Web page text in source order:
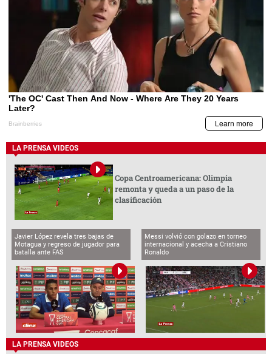
LA PRENSA VIDEOS
Copa Centroamericana: Olimpia
remonta y queda a un paso de la
clasificación
Javier López revela tres bajas de
Motagua y regreso de jugador para
batalla ante FAS
Messi volvió con golazo en torneo
internacional y acecha a Cristiano
Ronaldo
LA PRENSA VIDEOS